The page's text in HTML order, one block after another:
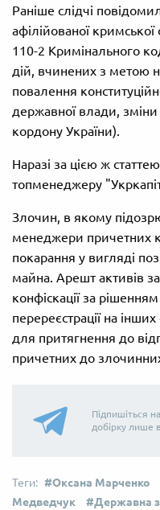
Раніше слідчі
афілійованої
110-2 Кримінального
дій, вчинених з метою
повалення
державної влади,
кордону України).
Наразі за цією ж
топменеджеру
Злочин, в якому
менеджери причетних
покарання у вигляді
майна. Арешт активів
конфіскації за
перереєстрації на
для притягнення до
причетних до
Підпишіться
добірку лише
Оксана Марченко
Медведчук
Державна